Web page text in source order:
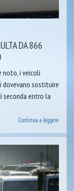
DA 866
noto, i veicoli
sostituire
seconda entro la
Continua a leggere